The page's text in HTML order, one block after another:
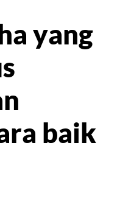
yang
baik